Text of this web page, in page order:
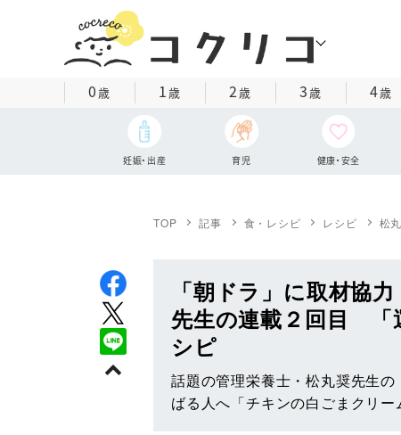
0歳 1歳 2歳 3歳 4歳
妊娠・出産 育児 健康・安全
TOP 記事 食・レシピ レシピ 松
「朝ドラ」に取材協
先生の連載２回目 「
シピ
話題の管理栄養士・松丸奨先生
ばる人へ「チキンの白ごまクリ